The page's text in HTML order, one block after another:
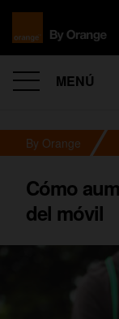
MENÚ
By Orange
Cómo
del móvil